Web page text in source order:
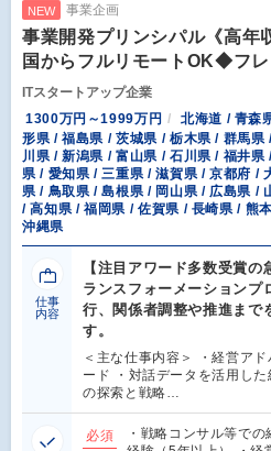
NEW 事業企画
事業開発プリンシパル《高
国からフルリモートOK◆フレ
ITスタートアップ企業
1300万円～1999万円
北海道 / 青森
形県 / 福島県 / 茨城県 / 栃木県 / 群馬
川県 / 新潟県 / 富山県 / 石川県 / 福井
県 / 愛知県 / 三重県 / 滋賀県 / 京都府 /
県 / 鳥取県 / 島根県 / 岡山県 / 広島県 /
/ 高知県 / 福岡県 / 佐賀県 / 長崎県 / 熊
沖縄県
仕事
内容
【注目アワード多数受賞
ランスフォーメーションプ
行、関係者調整や推進まで
す。
＜主な仕事内容＞ ・経営ア
ード ・対話データを活用し
の探索と戦略…
必須
・戦略コンサル等で